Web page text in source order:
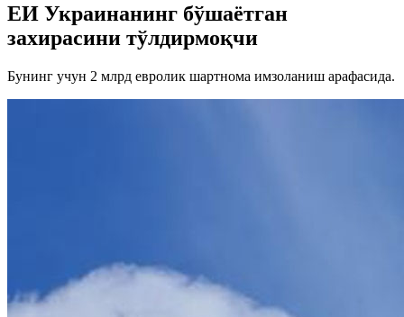
ЕИ Украинанинг бўшаётган
захирасини тўлдирмоқчи
Бунинг учун 2 млрд евролик шартнома имзоланиш арафасида.